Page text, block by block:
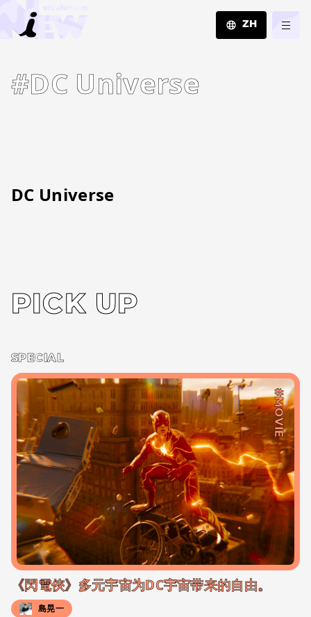
ZH
#DC Universe
DC Universe
PICK UP
SPECIAL
#MOVIE
《閃電俠》多元宇宙为DC宇宙带来的自由。
島晃一